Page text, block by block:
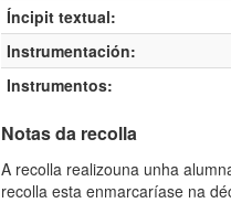
Íncipit textual:
Instrumentación:
Instrumentos:
Notas da recolla
A recolla realizouna unha
recolla esta enmarcaríase na